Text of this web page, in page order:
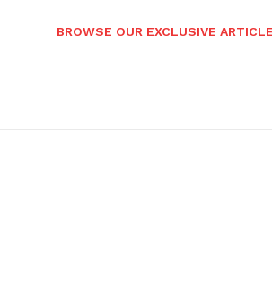
BROWSE OUR EXCLUSIVE